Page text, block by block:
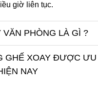
giờ liên tục.
VĂN PHÒNG LÀ GÌ ?
GHẾ XOAY ĐƯỢC ƯU
NAY